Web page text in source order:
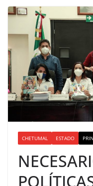
CHETUMAL ESTADO